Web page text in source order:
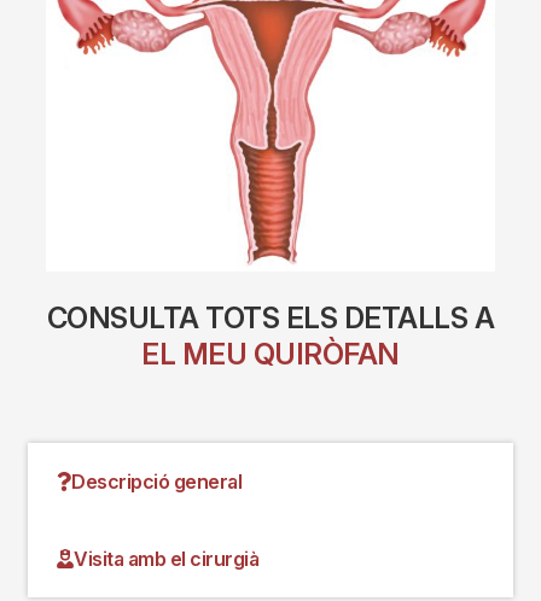
CONSULTA TOTS ELS DETALLS A
EL MEU QUIRÒFAN
Descripció general
Visita amb el cirurgià